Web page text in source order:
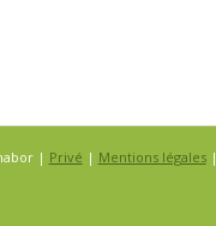
| Privé | Mentions légales|